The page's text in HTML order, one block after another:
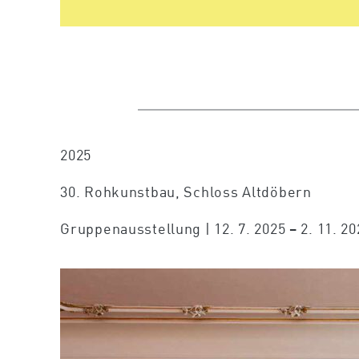
2025
30. Rohkunstbau, Schloss Altdöbern
Gruppenausstellung | 12. 7. 2025 – 2. 11.